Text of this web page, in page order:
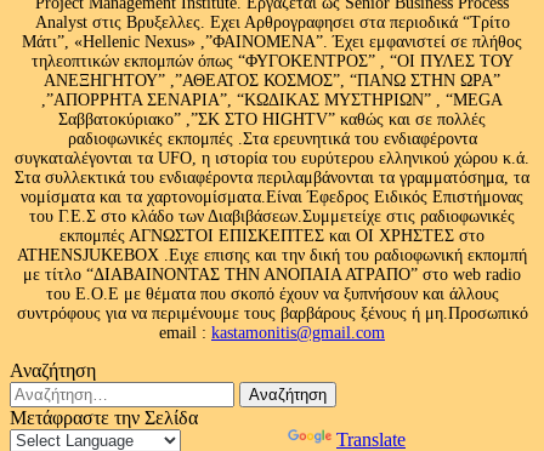
Analyst στις Βρυξελλες. Εχει Αρθρογραφησει στα περιοδικά “Τρίτο
Μάτι”, «Hellenic Nexus» ,”ΦΑΙΝΟΜΕΝΑ”. Έχει εμφανιστεί σε πλήθος
τηλεοπτικών εκπομπών όπως “ΦΥΓΟΚΕΝΤΡΟΣ” , “ΟΙ ΠΥΛΕΣ ΤΟΥ
ΑΝΕΞΗΓΗΤΟΥ” ,”ΑΘΕΑΤΟΣ ΚΟΣΜΟΣ”, “ΠΑΝΩ ΣΤΗΝ ΩΡΑ”
,”ΑΠΟΡΡΗΤΑ ΣΕΝΑΡΙΑ”, “ΚΩΔΙΚΑΣ ΜΥΣΤΗΡΙΩΝ” , “MEGA
Σαββατοκύριακο” ,”ΣΚ ΣΤΟ HIGHTV” καθώς και σε πολλές
ραδιοφωνικές εκπομπές .Στα ερευνητικά του ενδιαφέροντα
συγκαταλέγονται τα UFO, η ιστορία του ευρύτερου ελληνικού χώρου κ.ά.
Στα συλλεκτικά του ενδιαφέροντα περιλαμβάνονται τα γραμματόσημα, τα
νομίσματα και τα χαρτονομίσματα.Είναι Έφεδρος Ειδικός Επιστήμονας
του Γ.Ε.Σ στο κλάδο των Διαβιβάσεων.Συμμετείχε στις ραδιοφωνικές
εκπομπές ΑΓΝΩΣΤΟΙ ΕΠΙΣΚΕΠΤΕΣ και ΟΙ ΧΡΗΣΤΕΣ στο
ATHENSJUKEBOX .Ειχε επισης και την δική του ραδιοφωνική εκπομπή
με τίτλο “ΔΙΑΒΑΙΝΟΝΤΑΣ ΤΗΝ ΑΝΟΠΑΙΑ ΑΤΡΑΠΟ” στο web radio
του Ε.Ο.Ε με θέματα που σκοπό έχουν να ξυπνήσουν και άλλους
συντρόφους για να περιμένουμε τους βαρβάρους ξένους ή μη.Προσωπικό
email : kastamonitis@gmail.com
Αναζήτηση
Αναζήτηση
για:
Μετάφραστε την Σελίδα
Translate